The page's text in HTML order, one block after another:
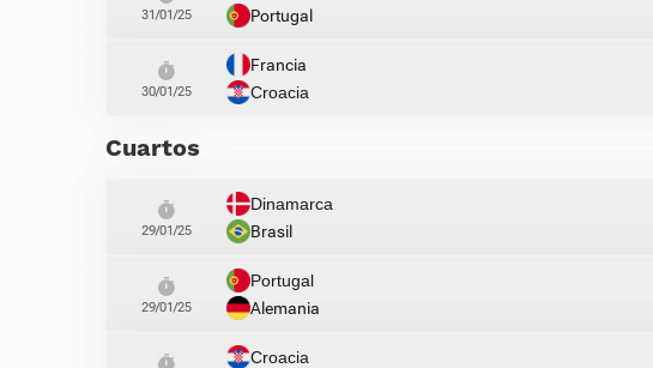
31/01/25
Portugal
30/01/25
Francia
Croacia
Cuartos
29/01/25
Dinamarca
Brasil
29/01/25
Portugal
Alemania
Croacia